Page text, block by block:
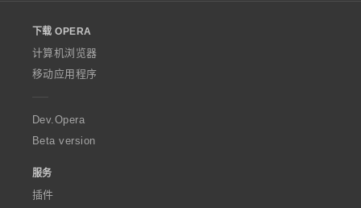
w
O
p
e
a
下载 OPERA
计算机浏览器
移动应用程序
Dev.Opera
Beta version
服务
插件